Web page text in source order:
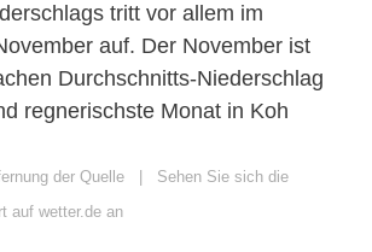
tritt vor allem im
auf. Der November ist
Durchschnitts-Niederschlag
regnerischste Monat in Koh
der Quelle
Sehen Sie sich die
auf wetter.de an